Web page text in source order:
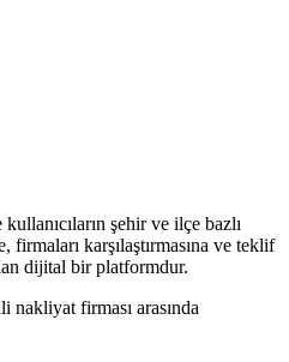
şehir ve ilçe bazlı
firmaları karşılaştırmasına ve teklif
dijital bir platformdur.
nakliyat firması arasında